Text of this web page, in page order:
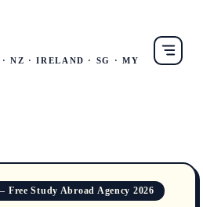
NZ · IRELAND · SG · MY
Study Abroad Agency 2026